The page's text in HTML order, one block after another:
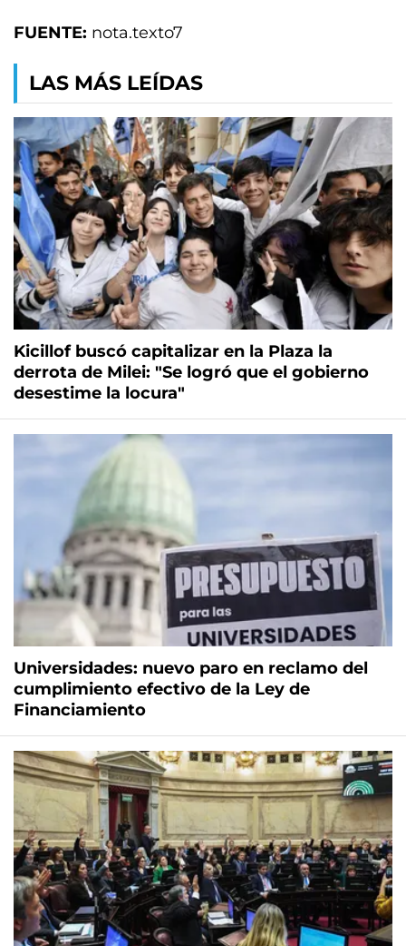
FUENTE: nota.texto7
LAS MÁS LEÍDAS
Kicillof buscó capitalizar en la Plaza la
derrota de Milei: "Se logró que el gobierno
desestime la locura"
Universidades: nuevo paro en reclamo del
cumplimiento efectivo de la Ley de
Financiamiento